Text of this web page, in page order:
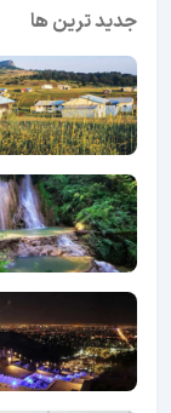
جدید ترین ها